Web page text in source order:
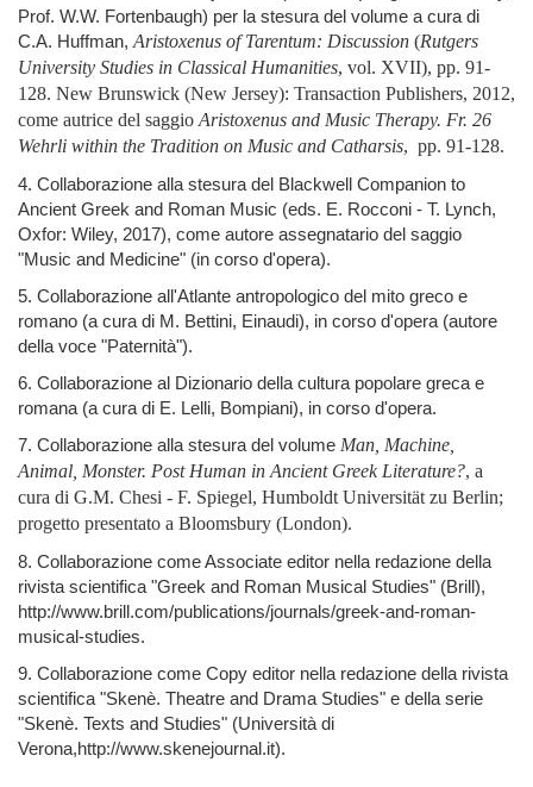
Prof. W.W. Fortenbaugh) per la stesura del volume a cura di
C.A. Huffman,Aristoxenus of Tarentum: Discussion (Rutgers
University Studies in Classical Humanities, vol. XVII), pp. 91-
128. New Brunswick (New Jersey): Transaction Publishers, 2012,
come autrice del saggioAristoxenus and Music Therapy. Fr. 26
Wehrli within the Tradition on Music and Catharsis, pp. 91-128.
4. Collaborazione alla stesura del Blackwell Companion to
Ancient Greek and Roman Music (eds. E. Rocconi - T. Lynch,
Oxfor: Wiley, 2017), come autore assegnatario del saggio
"Music and Medicine" (in corso d'opera).
5. Collaborazione all'Atlante antropologico del mito greco e
romano (a cura di M. Bettini, Einaudi), in corso d'opera (autore
della voce "Paternità").
6. Collaborazione al Dizionario della cultura popolare greca e
romana (a cura di E. Lelli, Bompiani), in corso d'opera.
7. Collaborazione alla stesura del volume Man, Machine,
Animal, Monster. Post Human in Ancient Greek Literature?, a
cura di G.M. Chesi - F. Spiegel, Humboldt Universität zu Berlin;
progetto presentato a Bloomsbury (London).
8. Collaborazione come Associate editor nella redazione della
rivista scientifica "Greek and Roman Musical Studies" (Brill),
http://www.brill.com/publications/journals/greek-and-roman-
musical-studies.
9. Collaborazione come Copy editor nella redazione della rivista
scientifica "Skenè. Theatre and Drama Studies" e della serie
"Skenè. Texts and Studies" (Università di
Verona,http://www.skenejournal.it).